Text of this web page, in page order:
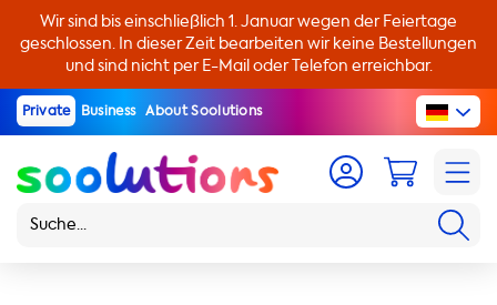
Wir sind bis einschließlich 1. Januar wegen der Feiertage
geschlossen. In dieser Zeit bearbeiten wir keine Bestellungen
und sind nicht per E-Mail oder Telefon erreichbar.
Private Business About Soolutions